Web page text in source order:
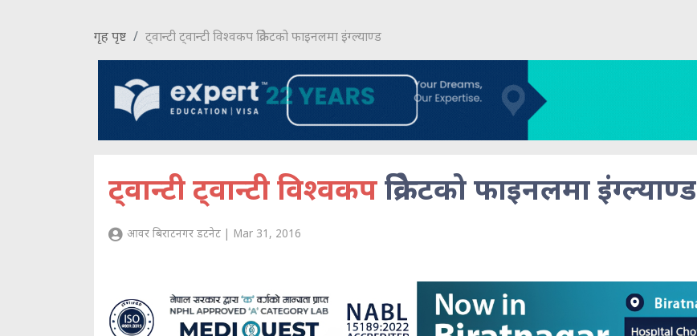
गृह पृष्ट ट्वान्टी ट्वान्टी विश्वकप क्रिकेटको फाइनलमा इंग्ल्याण्ड
ट्वान्टी ट्वान्टी विश्वकपक्रिकेटको फाइनलमा इंग्ल्याण्ड
आवर बिराटनगर डटनेट | Mar 31, 2016